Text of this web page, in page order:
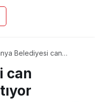
Belediyesi can
can